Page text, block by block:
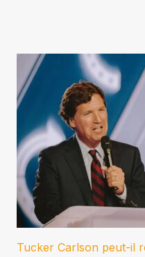
Tucker Carlson peut-il